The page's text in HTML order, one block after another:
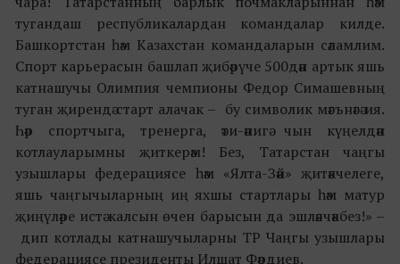
тугандаш республикалардан командалар килде.
Башкортстан һәм Казахстан командаларын сәламлим.
Спорт карьерасын башлап җибәрүче 500дән артык яшь
катнашучы Олимпия чемпионы Федор Симашевның
туган җирендә старт алачак – бу символик мәгънәгә ия.
Һәр спортчыга, тренерга, әти-әнигә чын күңелдән
котлауларымны җиткерәм! Без, Татарстан чаңгы
узышлары федерациясе һәм «Ялта-Зәй» җитәкчелеге,
яшь чаңгычыларның иң яхшы стартлары һәм матур
җиңүләре истә калсын өчен барысын да эшләячәкбез!» –
дип котлады катнашучыларны ТР Чаңгы узышлары
федерациясе президенты Илшат Фәрдиев.